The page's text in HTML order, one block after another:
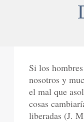
Si los
nosotros y
el mal que
cosas
liberadas (J.